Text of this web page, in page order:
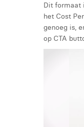
Dit formaat
het Cost
genoeg is,
op CTA